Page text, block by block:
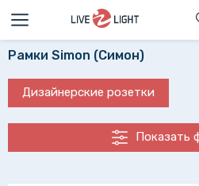
Рамки Simon (Симон)
Дизайнерские розетки
Показать